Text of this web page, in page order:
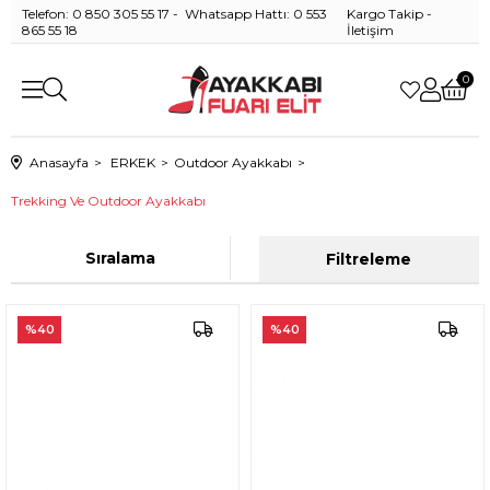
Telefon: 0 850 305 55 17 - Whatsapp Hattı: 0 553
865 55 18
Kargo Takip -
İletişim
0
Anasayfa ERKEK Outdoor Ayakkabı
Trekking Ve Outdoor Ayakkabı
Filtreleme
Sıralama
%40 %40